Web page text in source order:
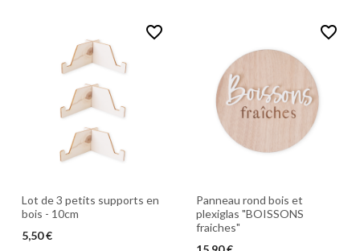
favorite_border
Lot de 3 petits supports en
bois - 10cm
5,50 €
favorite_border
Panneau rond bois et
plexiglas "BOISSONS
fraiches"